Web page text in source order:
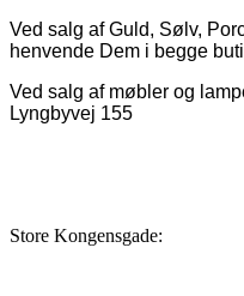
Ved salg af Guld, Sølv,
henvende Dem i begge
Ved salg af møbler og
Lyngbyvej 155
Store Kongensgade: